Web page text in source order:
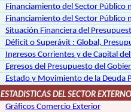
Financiamiento del Sector Público
Financiamiento del Sector
Situación Financiera del
Déficit o Superávit : Global,
Ingresos Corrientes y de Capital
Egresos del Presupuesto del
Estado y Movimiento de la Deuda
ESTADISTICAS DEL SECTOR EXTERNO
Gráficos Comercio Exterior